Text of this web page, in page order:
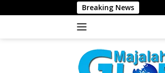
ke
Breaking News